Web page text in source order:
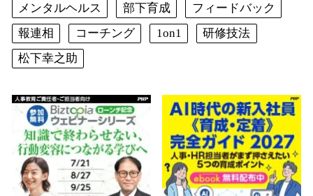
メンタルヘルス
部下育成
フィードバック
報連相
コーチング 1on1
研修技法
松下幸之助